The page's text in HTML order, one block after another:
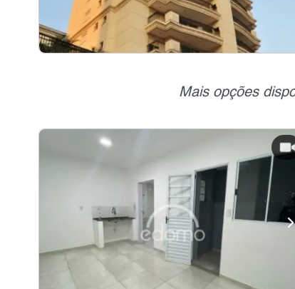
Mais opções